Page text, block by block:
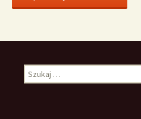
Szukaj: